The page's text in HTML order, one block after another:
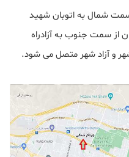
شمال به اتوبان شهید
از سمت جنوب به آزادراه
و آزاد شهر متصل می شود.